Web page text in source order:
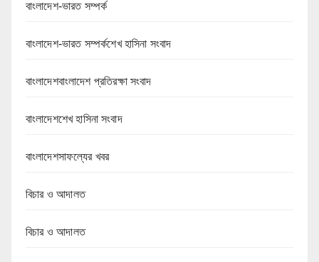
বাংলাদেশ-ভারত সম্পর্ক
বাংলাদেশ-ভারত সম্পর্কশেখ হাসিনা সংবাদ
বাংলাদেশবাংলাদেশ প্রতিরক্ষা সংবাদ
বাংলাদেশশেখ হাসিনা সংবাদ
বাংলাদেশসাফল্যের খবর
বিচার ও আদালত
বিচার ও আদালত